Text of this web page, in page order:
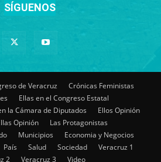
SÍGUENOS
de Veracruz
Crónicas Feministas
Ellas en el Congreso Estatal
la Cámara de Diputados
Ellos Opinión
Opinión
Las Protagonistas
Municipios
Economia y Negocios
País Salud Sociedad
Veracruz 1
2
Veracruz 3 Video